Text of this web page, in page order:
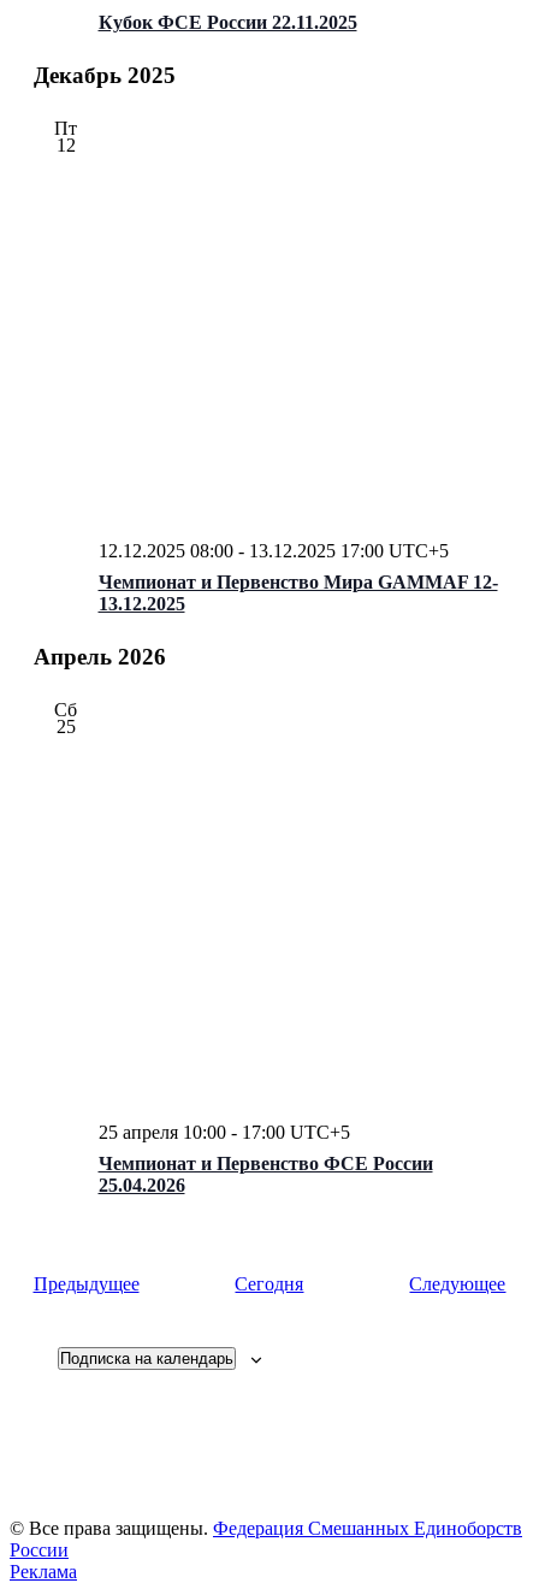
Кубок ФСЕ России 22.11.2025
Декабрь 2025
Пт
12
Чемпионат и Первенство Мира GAMMAF 12-
13.12.2025
12.12.2025 08:00- 13.12.2025 17:00 UTC+5
Апрель 2026
Сб
25
Чемпионат и Первенство ФСЕ России
25.04.2026
25 апреля 10:00- 17:00 UTC+5
ПредыдущееМероприятияCегодня Следующее
Подписка на календарь
© Все права защищены. Федерация Смешанных Единоборств
России
Реклама